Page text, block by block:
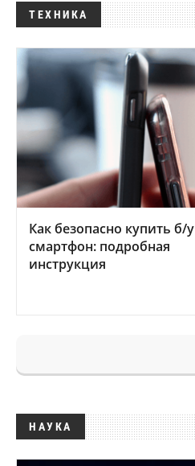
ТЕХНИКА
Как безопасно купить б/у
смартфон: подробная
инструкция
НАУКА